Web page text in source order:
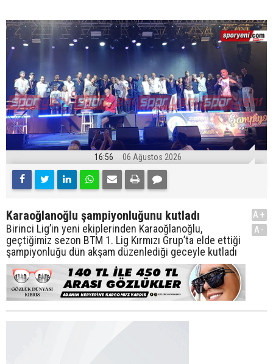
16:56 06 Ağustos 2026
Karaoğlanoğlu şampiyonluğunu kutladı
Birinci Lig’in yeni ekiplerinden Karaoğlanoğlu,
geçtiğimiz sezon BTM 1. Lig Kırmızı Grup’ta elde ettiği
şampiyonluğu dün akşam düzenlediği geceyle kutladı
A+
A-